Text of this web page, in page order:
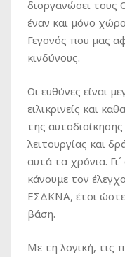
διοργανώσει τους
έναν και μόνο
Γεγονός που μας
κινδύνους.
Οι ευθύνες είναι
ειλικρινείς και
της
λειτουργίας και
αυτά τα χρόνια.
κάνουμε τον
ΕΣΔΚΝΑ, έτσι
βάση.
Με τη λογική, τις